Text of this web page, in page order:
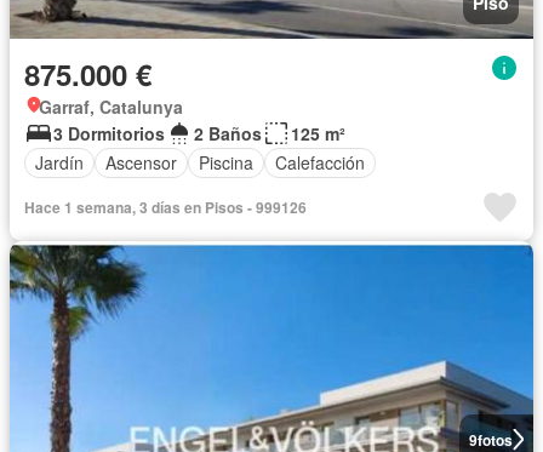
875.000 €
Garraf, Catalunya
3 Dormitorios
2 Baños
125 m²
Jardín
Ascensor Piscina Calefacción
Hace 1 semana, 3 días en Pisos - 999126
9fotos